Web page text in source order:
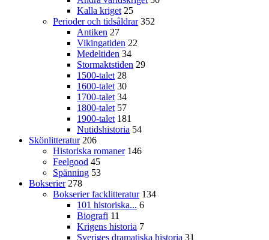
Kalla kriget 25
Perioder och tidsåldrar 352
Antiken 27
Vikingatiden 22
Medeltiden 34
Stormaktstiden 29
1500-talet 28
1600-talet 30
1700-talet 34
1800-talet 57
1900-talet 181
Nutidshistoria 54
Skönlitteratur 206
Historiska romaner 146
Feelgood 45
Spänning 53
Bokserier 278
Bokserier facklitteratur 134
101 historiska... 6
Biografi 11
Krigens historia 7
Sveriges dramatiska historia 31